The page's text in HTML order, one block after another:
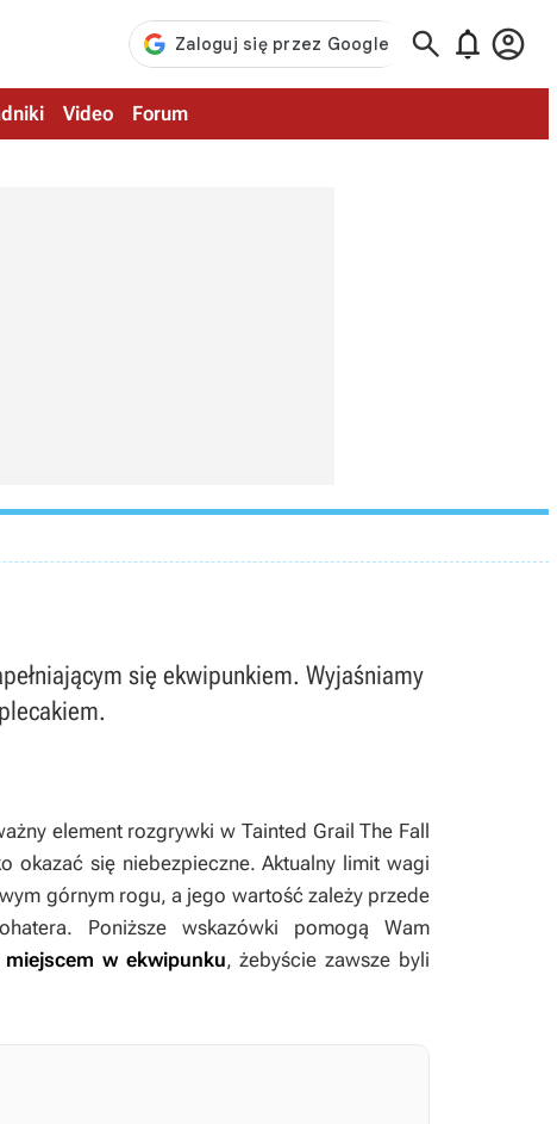
  
Video Forum
się ekwipunkiem. Wyjaśniamy
element rozgrywki w Tainted Grail The Fall
okazać się niebezpieczne. Aktualny limit wagi
górnym rogu, a jego wartość zależy przede
Poniższe wskazówki pomogą Wam
w ekwipunku, żebyście zawsze byli